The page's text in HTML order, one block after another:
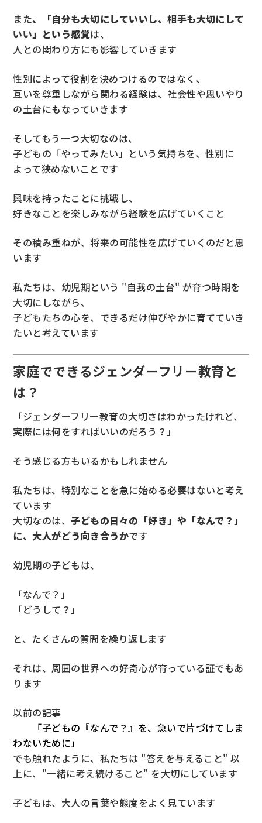
また、「自分も大切にしていいし、相手も大切にして
いい」という感覚は、
人との関わり方にも影響していきます
性別によって役割を決めつけるのではなく、
互いを尊重しながら関わる経験は、社会性や思いやり
の土台にもなっていきます
そしてもう一つ大切なのは、
子どもの「やってみたい」という気持ちを、性別に
よって狭めないことです
興味を持ったことに挑戦し、
好きなことを楽しみながら経験を広げていくこと
その積み重ねが、将来の可能性を広げていくのだと思
います
私たちは、幼児期という "自我の土台" が育つ時期を
大切にしながら、
子どもたちの心を、できるだけ伸びやかに育てていき
たいと考えています
家庭でできるジェンダーフリー教育と
は？
「ジェンダーフリー教育の大切さはわかったけれど、
実際には何をすればいいのだろう？」
そう感じる方もいるかもしれません
私たちは、特別なことを急に始める必要はないと考え
ています
大切なのは、子どもの日々の「好き」や「なんで？」
に、大人がどう向き合うかです
幼児期の子どもは、
「なんで？」
「どうして？」
と、たくさんの質問を繰り返します
それは、周囲の世界への好奇心が育っている証でもあ
ります
以前の記事
「子どもの『なんで？』を、急いで片づけてしま
わないために」
でも触れたように、私たちは "答えを与えること" 以
上に、"一緒に考え続けること" を大切にしています
子どもは、大人の言葉や態度をよく見ています